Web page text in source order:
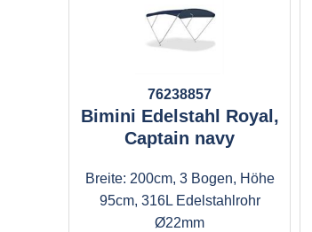
76238857
Bimini Edelstahl Royal,
Captain navy
Breite: 200cm, 3 Bogen, Höhe
95cm, 316L Edelstahlrohr
Ø22mm